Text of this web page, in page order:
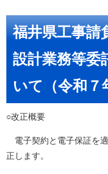
福井県工事請
設計業務等委
いて（令和７
○改正概要
電子契約と電子保証を
正します。